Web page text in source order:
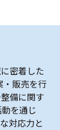
密着した
・販売を行
備に関す
を通じ
対応力と